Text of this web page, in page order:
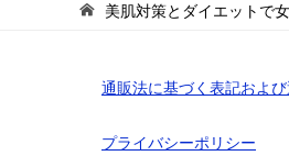
美肌対策とダイエットで
通販法に基づく表記およ
プライバシーポリシー